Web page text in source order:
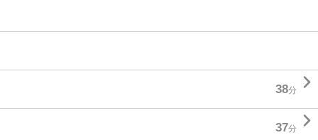
38分 
37分 